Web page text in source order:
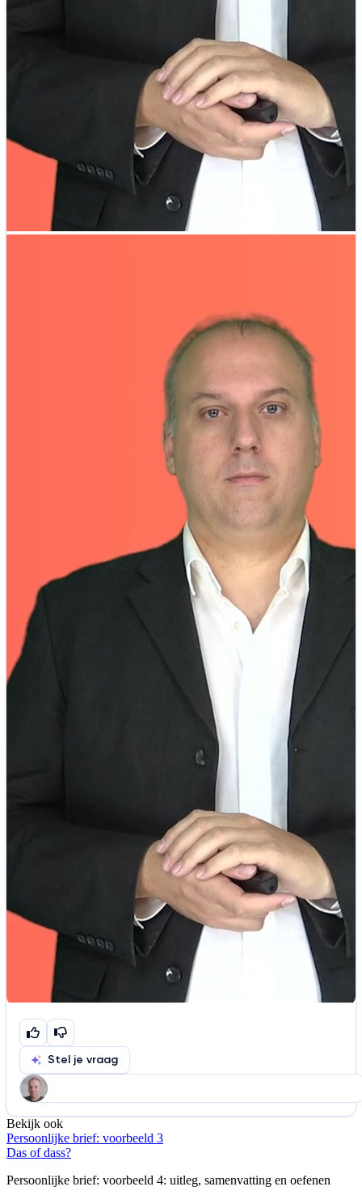
Stel je vraag
Help ons de video te verbeteren
De audio is slecht
Informatie is onjuist
Er mist informatie
Bekijk ook
Persoonlijke brief: voorbeeld 3
Das of dass?
Persoonlijke brief: voorbeeld 4: uitleg, samenvatting en oefenen